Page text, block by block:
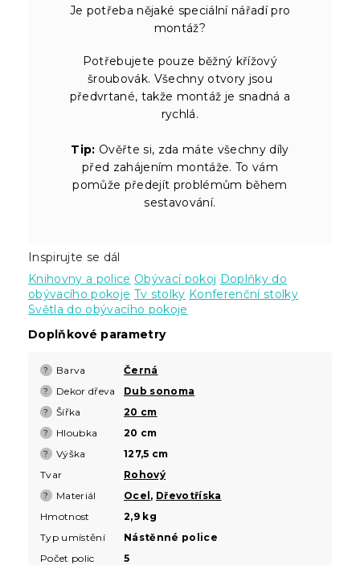
Je potřeba nějaké speciální nářadí pro
montáž?
Potřebujete pouze běžný křížový
šroubovák. Všechny otvory jsou
předvrtané, takže montáž je snadná a
rychlá.
Tip: Ověřte si, zda máte všechny díly
před zahájením montáže. To vám
pomůže předejít problémům během
sestavování.
Inspirujte se dál
Knihovny a police Obývací pokoj Doplňky do
obývacího pokoje Tv stolky Konferenční stolky
Světla do obývacího pokoje
Doplňkové parametry
? Barva Černá
? Dekor dřeva Dub sonoma
? Šířka 20 cm
? Hloubka 20 cm
? Výška
127,5 cm
Tvar
Rohový
? Materiál Ocel , Dřevotříska
Hmotnost
2,9 kg
Typ umístění
Nástěnné police
Počet polic
5